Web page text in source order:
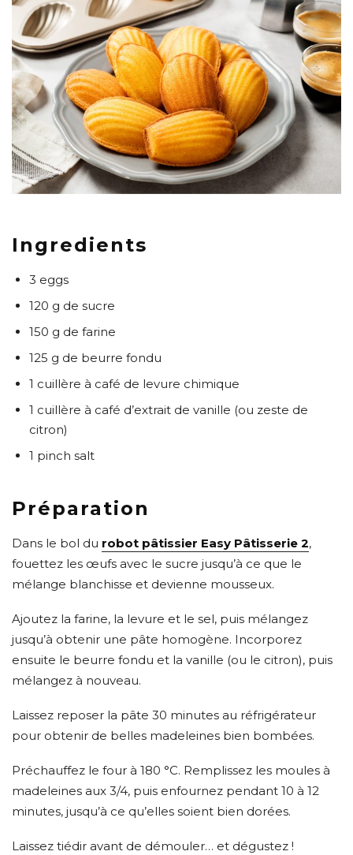
Ingredients
3 eggs
120 g de sucre
150 g de farine
125 g de beurre fondu
1 cuillère à café de levure chimique
1 cuillère à café d’extrait de vanille (ou zeste de
citron)
1 pinch salt
Préparation
Dans le bol du robot pâtissier Easy Pâtisserie 2,
fouettez les œufs avec le sucre jusqu’à ce que le
mélange blanchisse et devienne mousseux.
Ajoutez la farine, la levure et le sel, puis mélangez
jusqu’à obtenir une pâte homogène. Incorporez
ensuite le beurre fondu et la vanille (ou le citron), puis
mélangez à nouveau.
Laissez reposer la pâte 30 minutes au réfrigérateur
pour obtenir de belles madeleines bien bombées.
Préchauffez le four à 180 °C. Remplissez les moules à
madeleines aux 3/4, puis enfournez pendant 10 à 12
minutes, jusqu’à ce qu’elles soient bien dorées.
Laissez tiédir avant de démouler… et dégustez !